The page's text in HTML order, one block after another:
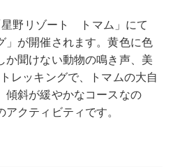
野リゾート トマム」にて
」が開催されます。黄色に色
か聞けない動物の鳴き声、美
レッキングで、トマムの大自
傾斜が緩やかなコースなの
クティビティです。